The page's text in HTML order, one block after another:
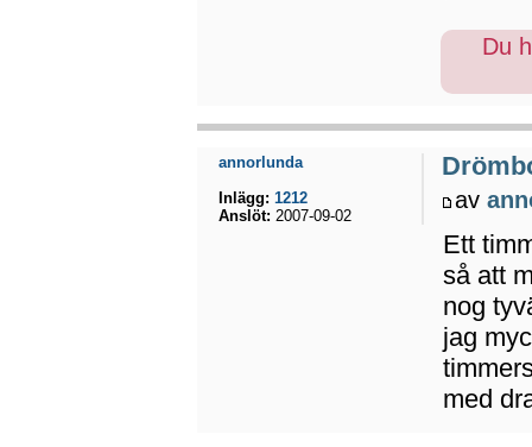
Du
av
Ett
så att
nog
jag
med
annorlunda
Inlägg: 1212
Anslöt: 2007-09-02